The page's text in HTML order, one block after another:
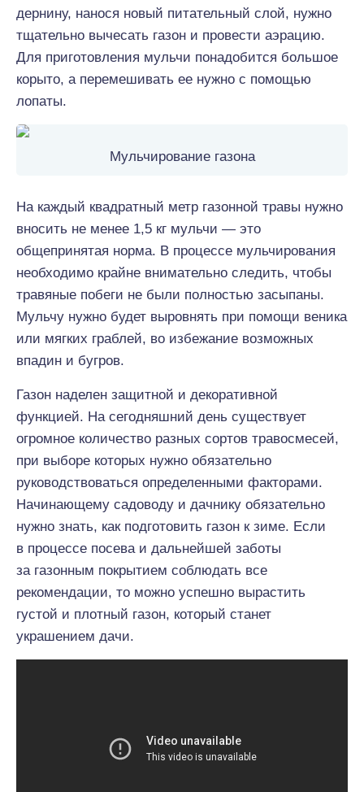
дернину, нанося новый питательный слой, нужно
тщательно вычесать газон и провести аэрацию.
Для приготовления мульчи понадобится большое
корыто, а перемешивать ее нужно с помощью
лопаты.
Мульчирование газона
На каждый квадратный метр газонной травы нужно
вносить не менее 1,5 кг мульчи — это
общепринятая норма. В процессе мульчирования
необходимо крайне внимательно следить, чтобы
травяные побеги не были полностью засыпаны.
Мульчу нужно будет выровнять при помощи веника
или мягких граблей, во избежание возможных
впадин и бугров.
Газон наделен защитной и декоративной
функцией. На сегодняшний день существует
огромное количество разных сортов травосмесей,
при выборе которых нужно обязательно
руководствоваться определенными факторами.
Начинающему садоводу и дачнику обязательно
нужно знать, как подготовить газон к зиме. Если
в процессе посева и дальнейшей заботы
за газонным покрытием соблюдать все
рекомендации, то можно успешно вырастить
густой и плотный газон, который станет
украшением дачи.